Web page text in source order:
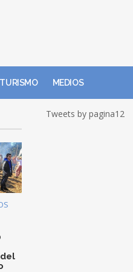
TURISMO MEDIOS
Tweets by pagina12